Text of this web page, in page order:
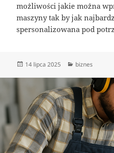
możliwości jakie można
maszyny tak by jak
spersonalizowana pod
Data
14 lipca 2025 Kategorie
biznes